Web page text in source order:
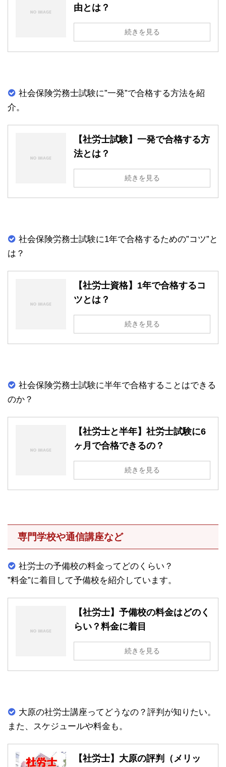
由とは？
続きを見る
社会保険労務士試験に”一発”で合格する方法を紹
介。
【社労士試験】一発で合格する方
法とは？
続きを見る
社会保険労務士試験に1年で合格するための”コツ”と
は？
【社労士資格】1年で合格するコ
ツとは？
続きを見る
社会保険労務士試験に半年で合格することはできる
のか？
【社労士と半年】社労士試験に6
ヶ月で合格できるの？
続きを見る
専門学校や通信講座など
社労士の予備校の料金ってどのくらい？
”料金”に着目して予備校を紹介しています。
【社労士】予備校の料金はどのく
らい？料金に着目
続きを見る
大原の社労士講座ってどうなの？評判が知りたい。
また、スケジュールや料金も。
【社労士】大原の評判（メリッ